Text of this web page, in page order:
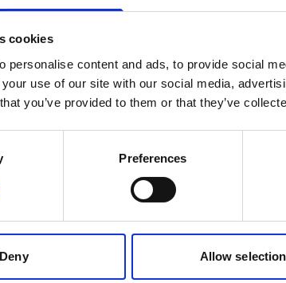
cookies
personalise content and ads, to provide social
use of our site with our social media,
you’ve provided to them or that they’ve
Preferences
Deny Allow selection
også etter at du har sprayet. Dette reduserer
i munnen.
INNHOLD